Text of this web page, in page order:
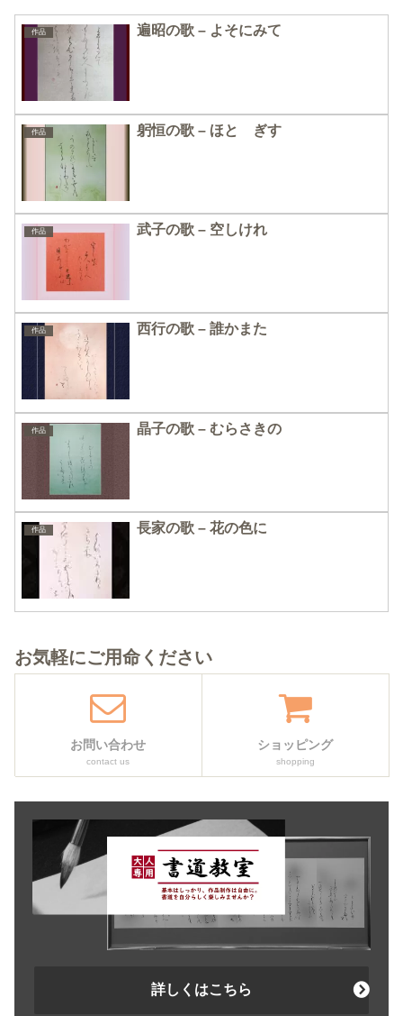
作品 遍昭の歌 – よそにみて
作品 躬恒の歌 – ほとゝぎす
作品 武子の歌 – 空しけれ
作品 西行の歌 – 誰かまた
作品 晶子の歌 – むらさきの
作品 長家の歌 – 花の色に
お気軽にご用命ください
お問い合わせ
contact us
ショッピング
shopping
詳しくはこちら